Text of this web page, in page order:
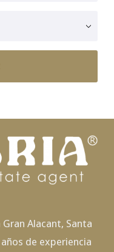
Alacant, Santa
de experiencia